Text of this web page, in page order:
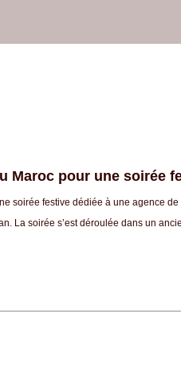
Maroc pour une soirée
soirée festive dédiée à une agence
La soirée s’est déroulée dans un